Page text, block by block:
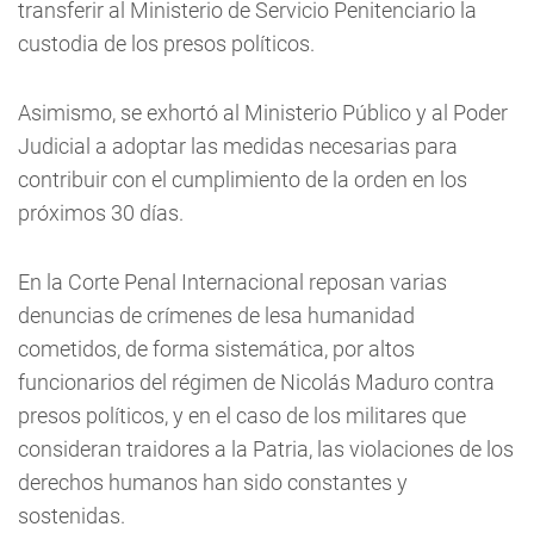
transferir al Ministerio de Servicio Penitenciario la
custodia de los presos políticos.
Asimismo, se exhortó al Ministerio Público y al Poder
Judicial a adoptar las medidas necesarias para
contribuir con el cumplimiento de la orden en los
próximos 30 días.
En la Corte Penal Internacional reposan varias
denuncias de crímenes de lesa humanidad
cometidos, de forma sistemática, por altos
funcionarios del régimen de Nicolás Maduro contra
presos políticos, y en el caso de los militares que
consideran traidores a la Patria, las violaciones de los
derechos humanos han sido constantes y
sostenidas.